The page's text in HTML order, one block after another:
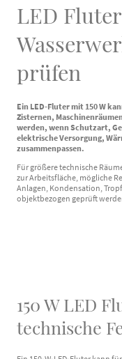
LED
prüfen
Ein LED-Fluter mit 150 W
Zisternen,
werden, wenn Schutzart,
elektrische Versorgung,
zusammenpassen.
Für größere technische
zur Arbeitsfläche, mögliche
Anlagen, Kondensation,
objektbezogen geprüft
150 W LED
technische